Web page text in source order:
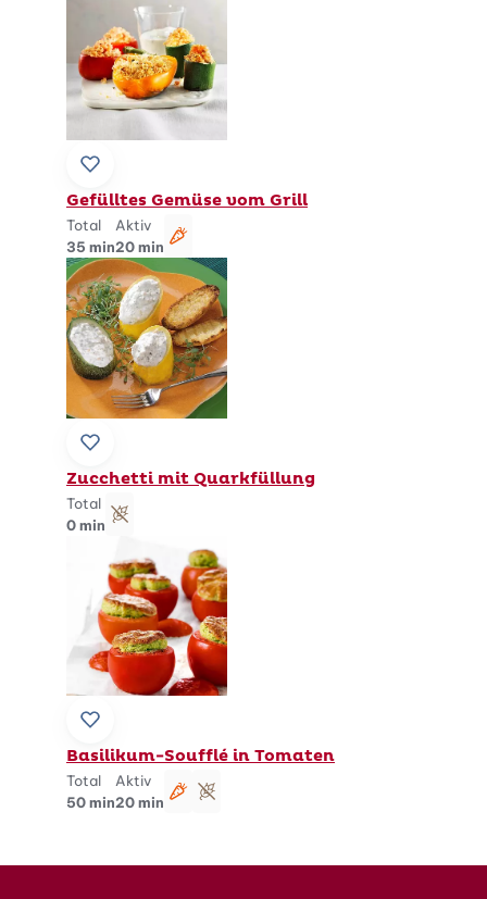
Zu Lieblingsrezepten hinzufügen
Gefülltes Gemüse vom Grill
Total
35 min
Aktiv
20 min
vegetarisch
Zu Lieblingsrezepten hinzufügen
Zucchetti mit Quarkfüllung
Total
0 min
glutenfrei
Zu Lieblingsrezepten hinzufügen
Basilikum-Soufflé in Tomaten
Total
50 min
Aktiv
20 min
vegetarisch
glutenfrei